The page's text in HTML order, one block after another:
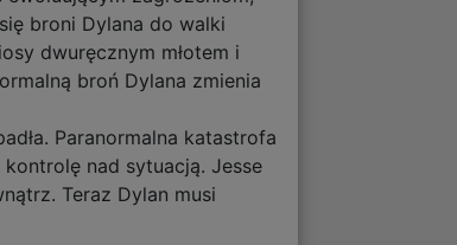
broni Dylana do walki
dwuręcznym młotem i
broń Dylana zmienia
Paranormalna katastrofa
nad sytuacją. Jesse
Teraz Dylan musi